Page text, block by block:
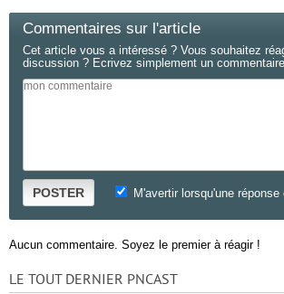
Commentaires sur l'article
Cet article vous a intéressé ? Vous souhaitez
discussion ? Ecrivez simplement un commentaire.
POSTER M'avertir lorsqu'une
Aucun commentaire. Soyez le premier à réagir !
LE TOUT DERNIER PNCAST